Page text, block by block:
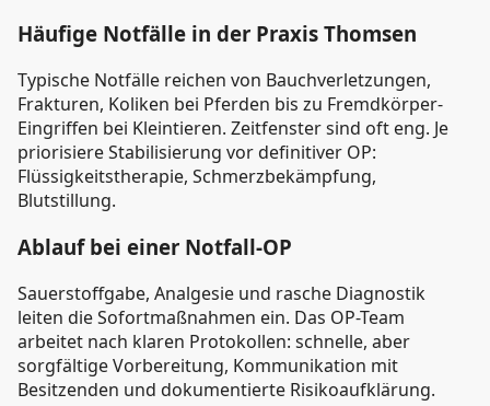
Häufige Notfälle in der Praxis Thomsen
Typische Notfälle reichen von Bauchverletzungen,
Frakturen, Koliken bei Pferden bis zu Fremdkörper-
Eingriffen bei Kleintieren. Zeitfenster sind oft eng. Je
priorisiere Stabilisierung vor definitiver OP:
Flüssigkeitstherapie, Schmerzbekämpfung,
Blutstillung.
Ablauf bei einer Notfall-OP
Sauerstoffgabe, Analgesie und rasche Diagnostik
leiten die Sofortmaßnahmen ein. Das OP-Team
arbeitet nach klaren Protokollen: schnelle, aber
sorgfältige Vorbereitung, Kommunikation mit
Besitzenden und dokumentierte Risikoaufklärung.